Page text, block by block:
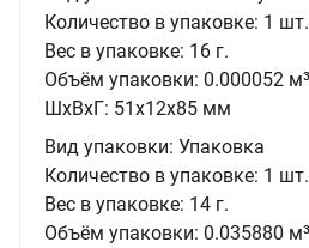
Количество в упаковке: 1 шт.
Вес в упаковке: 16 г.
Объём упаковки: 0.000052 м³
ШxВxГ: 51x12x85 мм
Вид упаковки: Упаковка
Количество в упаковке: 1 шт.
Вес в упаковке: 14 г.
Объём упаковки: 0.035880 м³